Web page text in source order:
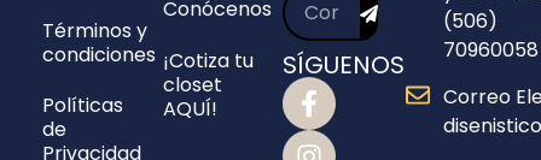
Términos y
condiciones
Políticas
de
Privacidad
Conócenos
¡Cotiza tu
closet
AQUÍ!
SÍGUENOS
(506)
70960058
Correo